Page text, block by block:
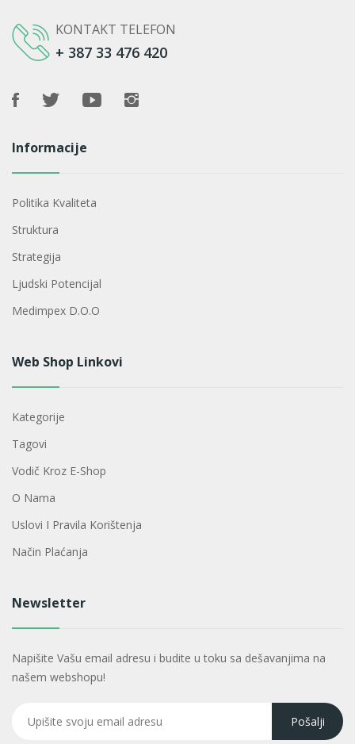
KONTAKT TELEFON
+ 387 33 476 420
Informacije
Politika Kvaliteta
Struktura
Strategija
Ljudski Potencijal
Medimpex D.o.o
Web Shop Linkovi
Kategorije
Tagovi
Vodič Kroz E-Shop
O Nama
Uslovi I Pravila Korištenja
Način Plaćanja
Newsletter
Napišite Vašu email adresu i budite u toku sa dešavanjima na
našem webshopu!